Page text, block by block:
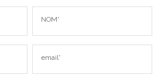
NOM*
email*